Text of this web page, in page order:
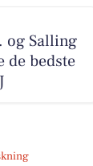
og Salling
de bedste